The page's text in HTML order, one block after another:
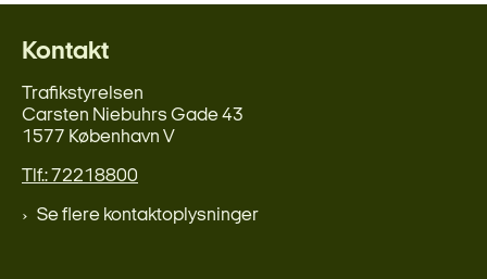
Kontakt
Trafikstyrelsen
Carsten Niebuhrs Gade 43
1577 København V
Tlf.: 72218800
Se flere kontaktoplysninger